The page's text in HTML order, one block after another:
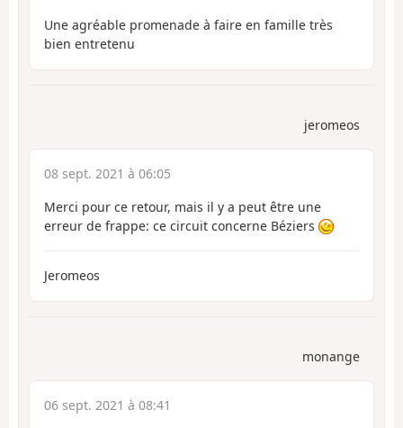
Une agréable promenade à faire en famille très
bien entretenu
jeromeos
08 sept. 2021 à 06:05
Merci pour ce retour, mais il y a peut être une
erreur de frappe: ce circuit concerne Béziers
Jeromeos
monange
06 sept. 2021 à 08:41